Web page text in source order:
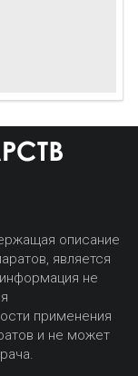
описание
является
не
применения
и не может